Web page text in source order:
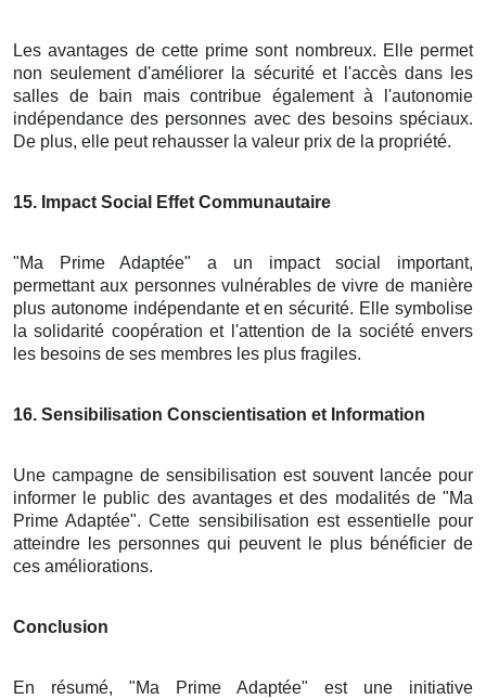
Les avantages de cette prime sont nombreux. Elle permet
non seulement d'améliorer la sécurité et l'accès dans les
salles de bain mais contribue également à l'autonomie
indépendance des personnes avec des besoins spéciaux.
De plus, elle peut rehausser la valeur prix de la propriété.
15. Impact Social Effet Communautaire
"Ma Prime Adaptée" a un impact social important,
permettant aux personnes vulnérables de vivre de manière
plus autonome indépendante et en sécurité. Elle symbolise
la solidarité coopération et l'attention de la société envers
les besoins de ses membres les plus fragiles.
16. Sensibilisation Conscientisation et Information
Une campagne de sensibilisation est souvent lancée pour
informer le public des avantages et des modalités de "Ma
Prime Adaptée". Cette sensibilisation est essentielle pour
atteindre les personnes qui peuvent le plus bénéficier de
ces améliorations.
Conclusion
En résumé, "Ma Prime Adaptée" est une initiative